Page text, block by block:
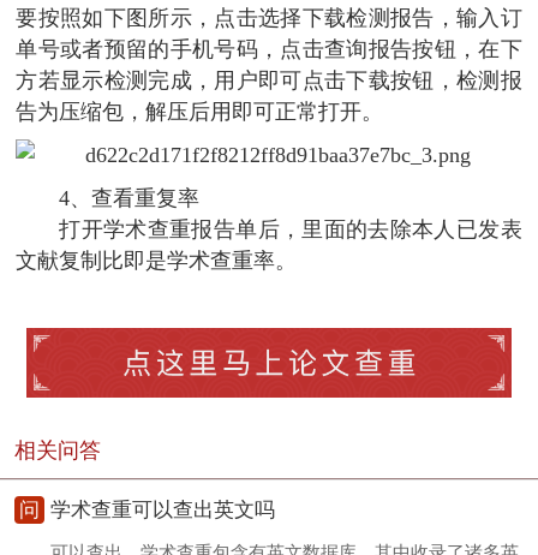
要按照如下图所示，点击选择下载检测报告，输入订
单号或者预留的手机号码，点击查询报告按钮，在下
方若显示检测完成，用户即可点击下载按钮，检测报
告为压缩包，解压后用即可正常打开。
4、查看重复率
打开学术查重报告单后，里面的去除本人已发表
文献复制比即是学术查重率。
相关问答
问 学术查重可以查出英文吗